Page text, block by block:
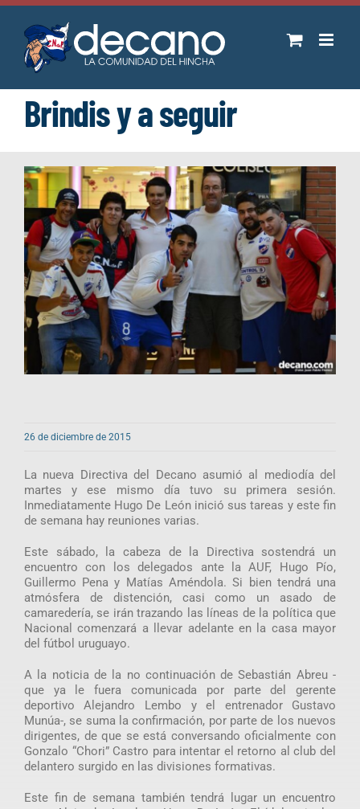
Saltar
contenido
Brindis y a seguir
26 de diciembre de 2015
La nueva Directiva del Decano asumió al mediodía del
martes y ese mismo día tuvo su primera sesión.
Inmediatamente Hugo De León inició sus tareas y este fin
de semana hay reuniones varias.
Este sábado, la cabeza de la Directiva sostendrá un
encuentro con los delegados ante la AUF, Hugo Pío,
Guillermo Pena y Matías Améndola. Si bien tendrá una
atmósfera de distención, casi como un asado de
camaredería, se irán trazando las líneas de la política que
Nacional comenzará a llevar adelante en la casa mayor
del fútbol uruguayo.
A la noticia de la no continuación de Sebastián Abreu -
que ya le fuera comunicada por parte del gerente
deportivo Alejandro Lembo y el entrenador Gustavo
Munúa-, se suma la confirmación, por parte de los nuevos
dirigentes, de que se está conversando oficialmente con
Gonzalo “Chori” Castro para intentar el retorno al club del
delantero surgido en las divisiones formativas.
Este fin de semana también tendrá lugar un encuentro